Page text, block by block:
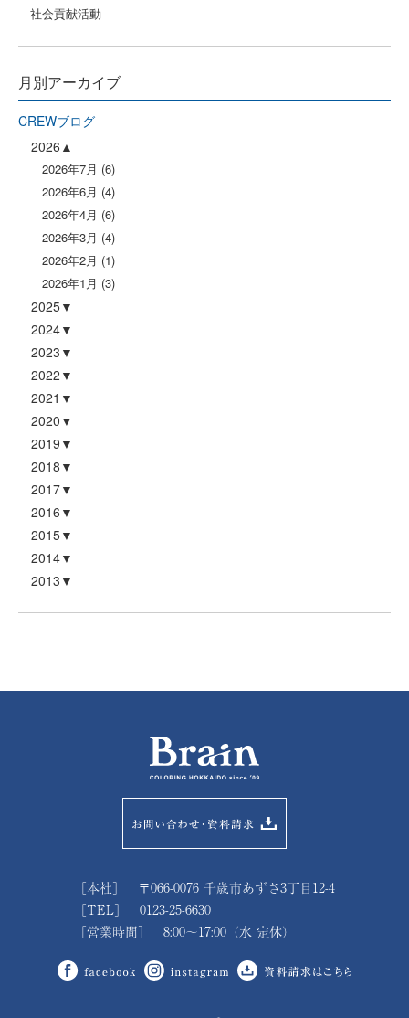
社会貢献活動
月別アーカイブ
CREWブログ
2026
2026年7月 (6)
2026年6月 (4)
2026年4月 (6)
2026年3月 (4)
2026年2月 (1)
2026年1月 (3)
2025
2024
2023
2022
2021
2020
2019
2018
2017
2016
2015
2014
2013
［本社］ 〒066-0076 千歳市あずさ3丁目12-4
［TEL］ 0123-25-6630
［営業時間］ 8:00～17:00（水 定休）